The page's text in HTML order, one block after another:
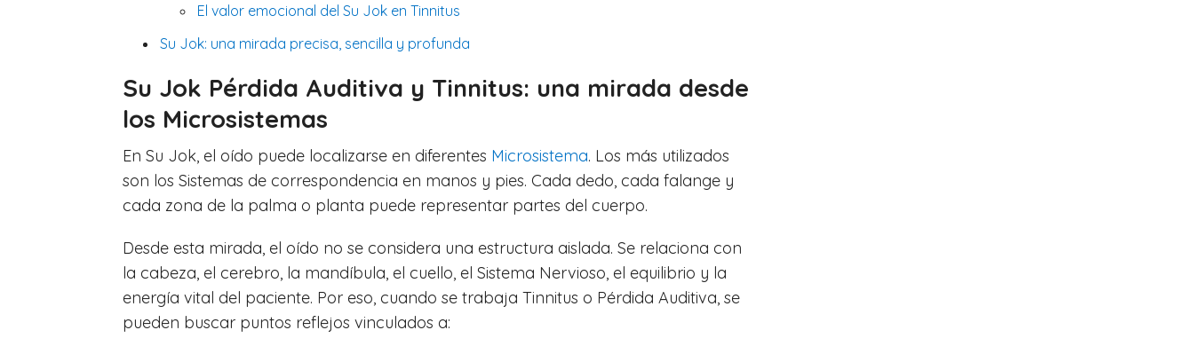
El valor emocional del Su Jok en Tinnitus
Su Jok: una mirada precisa, sencilla y profunda
Su Jok Pérdida Auditiva y Tinnitus: una mirada desde
los Microsistemas
En Su Jok, el oído puede localizarse en diferentes Microsistema. Los más utilizados
son los Sistemas de correspondencia en manos y pies. Cada dedo, cada falange y
cada zona de la palma o planta puede representar partes del cuerpo.
Desde esta mirada, el oído no se considera una estructura aislada. Se relaciona con
la cabeza, el cerebro, la mandíbula, el cuello, el Sistema Nervioso, el equilibrio y la
energía vital del paciente. Por eso, cuando se trabaja Tinnitus o Pérdida Auditiva, se
pueden buscar puntos reflejos vinculados a: